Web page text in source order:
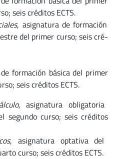
seis cré­di­tos ECTS.
, asignatura de formación
del pri­mer cur­so; seis cré­
formación básica del primer
seis cré­di­tos ECTS.
, asignatura obligatoria
se­gun­do cur­so; seis cré­di­tos
, asignatura optativa del
curso; seis cré­di­tos ECTS.